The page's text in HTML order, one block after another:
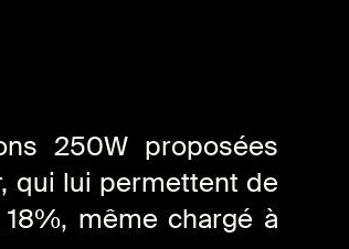
250W proposées
qui lui permettent de
même chargé à